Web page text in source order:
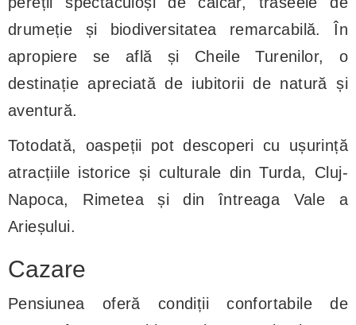
drumeție și biodiversitatea remarcabilă. În
apropiere se află și Cheile Turenilor, o
destinație apreciată de iubitorii de natură și
aventură.
Totodată, oaspeții pot descoperi cu ușurință
atracțiile istorice și culturale din Turda, Cluj-
Napoca, Rimetea și din întreaga Vale a
Arieșului.
Cazare
Pensiunea oferă condiții confortabile de